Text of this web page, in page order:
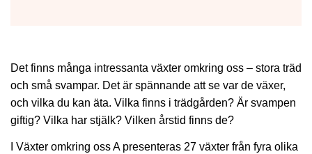
Det finns många intressanta växter omkring oss – stora träd
och små svampar. Det är spännande att se var de växer,
och vilka du kan äta. Vilka finns i trädgården? Är svampen
giftig? Vilka har stjälk? Vilken årstid finns de?
I Växter omkring oss A presenteras 27 växter från fyra olika